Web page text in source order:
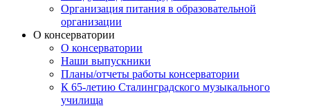
Организация питания в образовательной
организации
О консерватории
О консерватории
Наши выпускники
Планы/отчеты работы консерватории
К 65-летию Сталинградского музыкального
училища